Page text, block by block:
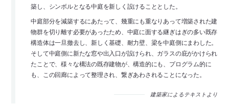
築し、シンボルとなる中庭を新しく設けることとした。
中庭部分を減築するにあたって、幾重にも重なりあって増築された建
物群を切り離す必要があったため、中庭に面する継ぎはぎの多い既存
構造体は一旦撤去し、新しく基礎、耐力壁、梁を中庭側にまわした。
そして中庭側に新たな窓や出入口が設けられ、ガラスの庇がかけられ
たことで、様々な構法の既存建物が、構造的にも、プログラム的に
も、この回廊によって整理され、繋ぎあわされることになった。
建築家によるテキストより